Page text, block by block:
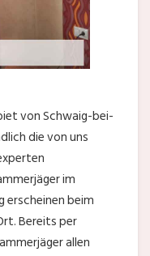
von Schwaig-bei-
die von uns
im
erscheinen beim
Bereits per
allen